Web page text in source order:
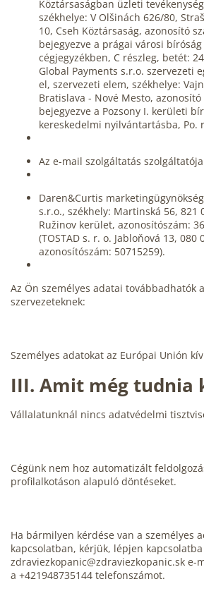
Köztársaságban üzleti
székhelye: V Olšinách 626/80,
10, Cseh Köztársaság, azonosító
bejegyezve a prágai városi
cégjegyzékben, C részleg, betét:
Global Payments s.r.o. szervezeti
el, szervezeti elem, székhelye:
Bratislava - Nové Mesto, azonosító
bejegyezve a Pozsony I. kerületi
kereskedelmi nyilvántartásba, Po.
Az e-mail szolgáltatás
Daren&Curtis
s.r.o., székhely: Martinská 56, 821
Ružinov kerület, azonosítószám:
(TOSTAD s. r. o. Jabloňová 13, 080
azonosítószám: 50715259).
Az Ön személyes adatai továbbadhatók
szervezeteknek:
Személyes adatokat az Európai Unión
III. Amit még tudnia
Vállalatunknál nincs adatvédelmi
Cégünk nem hoz automatizált
profilalkotáson alapuló döntéseket.
Ha bármilyen kérdése van a személyes
kapcsolatban, kérjük, lépjen
zdraviezkopanic@zdraviezkopanic.sk e-
a +421948735144 telefonszámot.